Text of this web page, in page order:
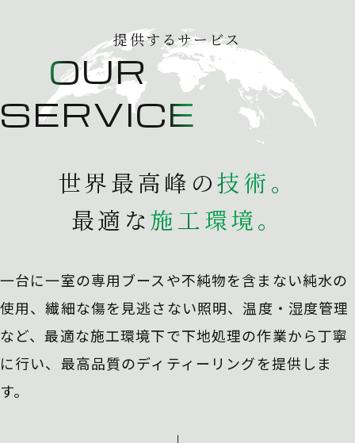
提供するサービス
OUR
SERVICE
世界最高峰の技術。
最適な施 工環境。
一台に一室の専用ブースや不純物を含まない純水の
使用、繊細な傷を見逃さない照明、温度・湿度管理
など、最適な施工環境下で下地処理の作業から丁寧
に行い、 最高品質のディティーリングを提供しま
す。